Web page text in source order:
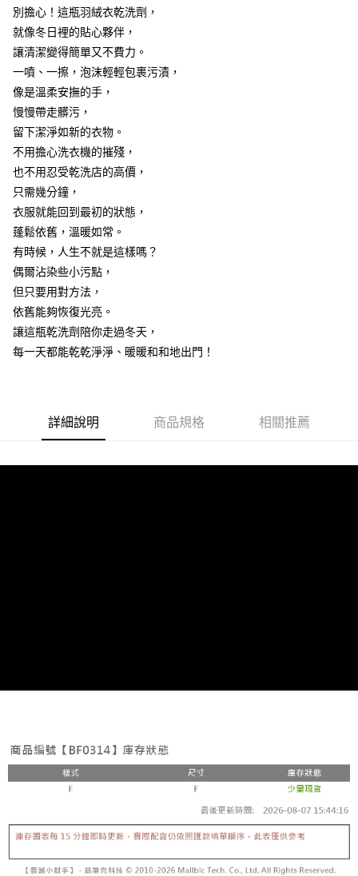
※ 請注意：結帳手續完成當下不需立刻繳費，但若您需要取消訂單，請聯絡
後付繳納相關費用。
※ 交易是否成功請以「AFTEE先享後付 」之結帳頁面顯示為準，若有關於
是否繳費成功／繳費後需取消欲退款等相關疑問，請聯繫「AFTEE先享後付
客戶支援中心」https://netprotections.freshdesk.com/support/home
【注意事項】
１．透過由恩沛科技股份有限公司提供之「AFTEE先享後付」服務完成之交
易，需依本服務之必要範圍內提供個人資料，並將交易相關給付款項請求債
權轉讓予恩沛科技股份有限公司。
２．關於個人資料處理事宜，請瀏覽以下網址：
３．未成年的使用者請事先徵得法定代理人或監護人之同意方可使用
「AFTEE先享後付」，若未經同意申辦者引起之損失，本公司不負相關責
任。
４．使用「AFTEE先享後付」時，將依據個別帳號之用戶狀況，依本公司即
時審查核予不同之上限額度；若仍有額度不足之情形，本公司將視審查結果
請求用戶進行身份認證。
恩沛科技股份有限公司將有權停止該用戶之使用額度並採取法律行動。
宅配
每筆NT$100，滿NT$799(含以上)免運費
離島宅配
每筆NT$150
別擔心！這瓶羽絨衣乾洗劑，
就像冬日裡的貼心夥伴，
讓清潔變得簡單又不費力。
一噴、一擦，泡沫輕輕包裹污漬，
像是溫柔安撫的手，
慢慢帶走髒污，
留下潔淨如新的衣物。
不用擔心洗衣機的摧殘，
也不用忍受乾洗店的高價，
只需幾分鐘，
衣服就能回到最初的狀態，
蓬鬆依舊，溫暖如常。
有時候，人生不就是這樣嗎？
偶爾沾染些小污點，
但只要用對方法，
依舊能夠恢復光亮。
讓這瓶乾洗劑陪你走過冬天，
每一天都能乾乾淨淨、暖暖和和地出門！
詳細說明 商品規格 相關推薦